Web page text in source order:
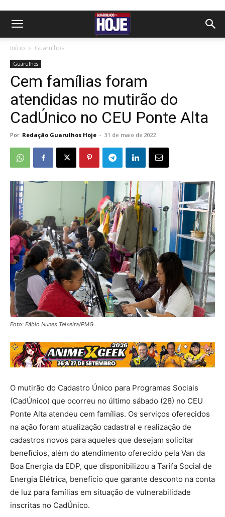
Início Guarulhos
Guarulhos
Cem famílias foram
atendidas no mutirão do
CadÚnico no CEU Ponte Alta
Por Redação Guarulhos Hoje - 31 de maio de 2022
Foto: Fábio Nunes Teixeira/PMG
O mutirão do Cadastro Único para Programas Sociais
(CadÚnico) que ocorreu no último sábado (28) no CEU
Ponte Alta atendeu cem famílias. Os serviços oferecidos
na ação foram atualização cadastral e realização de
cadastros novos para aqueles que desejam solicitar
benefícios, além do atendimento oferecido pela Van da
Boa Energia da EDP, que disponibilizou a Tarifa Social de
Energia Elétrica, benefício que garante desconto na conta
de luz para famílias em situação de vulnerabilidade
inscritas no CadÚnico.